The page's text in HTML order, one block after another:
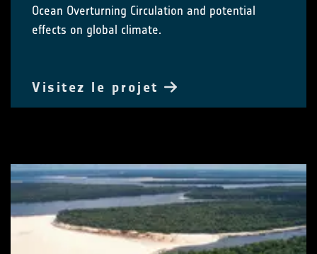
Ocean Overturning Circulation and potential
effects on global climate.
Visitez le projet